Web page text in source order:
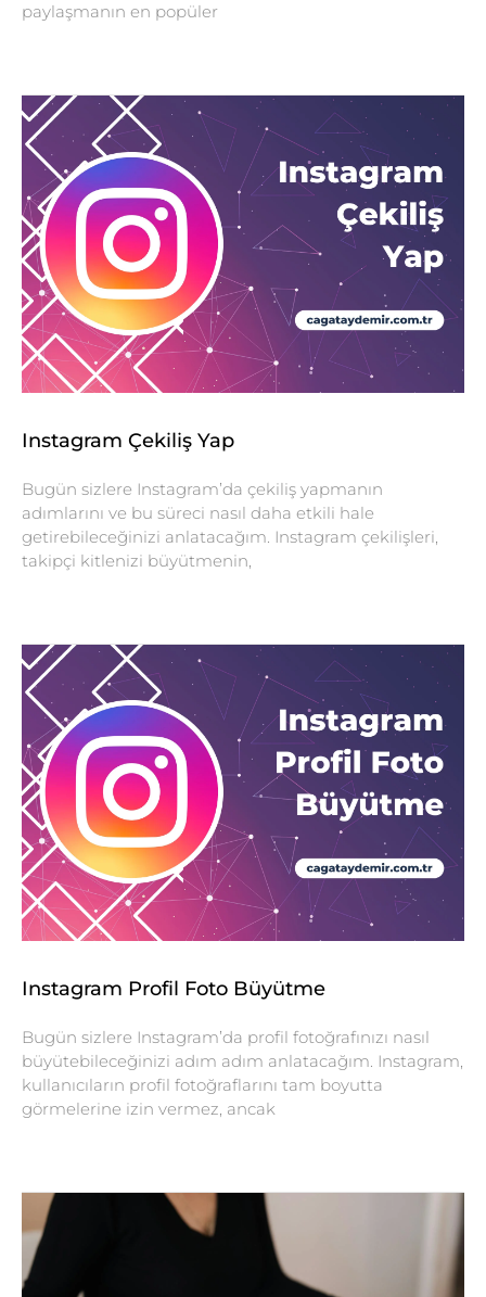
paylaşmanın en popüler
Instagram Çekiliş Yap
Bugün sizlere Instagram’da çekiliş yapmanın
adımlarını ve bu süreci nasıl daha etkili hale
getirebileceğinizi anlatacağım. Instagram çekilişleri,
takipçi kitlenizi büyütmenin,
Instagram Profil Foto Büyütme
Bugün sizlere Instagram’da profil fotoğrafınızı nasıl
büyütebileceğinizi adım adım anlatacağım. Instagram,
kullanıcıların profil fotoğraflarını tam boyutta
görmelerine izin vermez, ancak